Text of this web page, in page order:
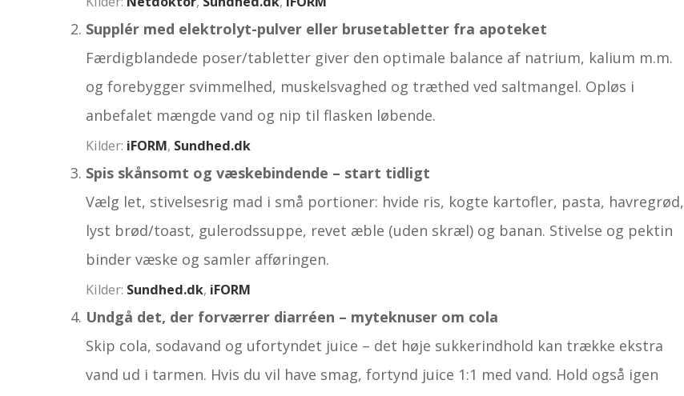
Supplér med elektrolyt-pulver eller brusetabletter fra apoteket
Færdigblandede poser/tabletter giver den optimale balance af natrium, kalium m.m.
og forebygger svimmelhed, muskelsvaghed og træthed ved saltmangel. Opløs i
anbefalet mængde vand og nip til flasken løbende.
Kilder: iFORM, Sundhed.dk
Spis skånsomt og væskebindende – start tidligt
Vælg let, stivelsesrig mad i små portioner: hvide ris, kogte kartofler, pasta, havregrød,
lyst brød/toast, gulerodssuppe, revet æble (uden skræl) og banan. Stivelse og pektin
binder væske og samler afføringen.
Kilder: Sundhed.dk, iFORM
Undgå det, der forværrer diarréen – myteknuser om cola
Skip cola, sodavand og ufortyndet juice – det høje sukkerindhold kan trække ekstra
vand ud i tarmen. Hvis du vil have smag, fortynd juice 1:1 med vand. Hold også igen